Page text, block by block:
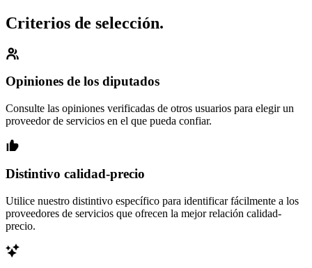
Criterios de selección.
Opiniones de los diputados
Consulte las opiniones verificadas de otros usuarios para elegir un
proveedor de servicios en el que pueda confiar.
Distintivo calidad-precio
Utilice nuestro distintivo específico para identificar fácilmente a los
proveedores de servicios que ofrecen la mejor relación calidad-
precio.